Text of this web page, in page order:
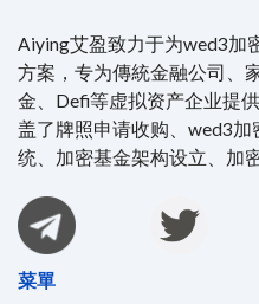
Aiying艾盈致力于为wed3加
方案，专为傳統金融公司、
金、Defi等虚拟资产企业提
盖了牌照申请收购、wed3
统、加密基金架构设立、加
菜單